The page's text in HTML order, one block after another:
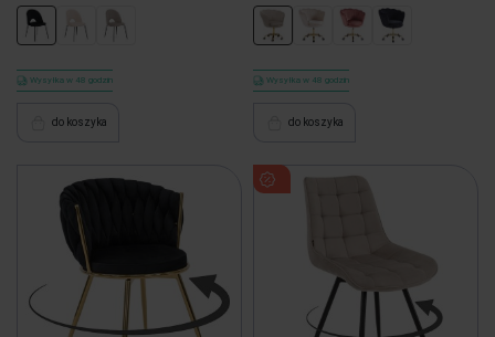
Wysyłka w 48 godzin
do koszyka
Wysyłka w 48 godzin
do koszyka